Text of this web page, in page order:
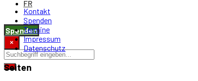
FR
Spenden
×
Kontakt
Spenden
Termine
Impressum
Datenschutz
Seiten